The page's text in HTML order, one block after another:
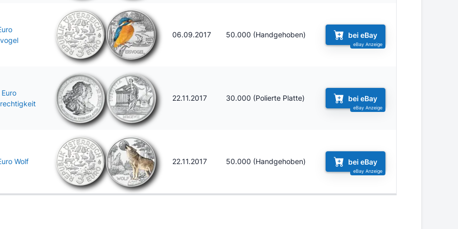
06.09.2017 50.000 (Handgehoben) bei eBay
22.11.2017 30.000 (Polierte Platte) bei eBay
Wolf 22.11.2017 50.000 (Handgehoben) bei eBay